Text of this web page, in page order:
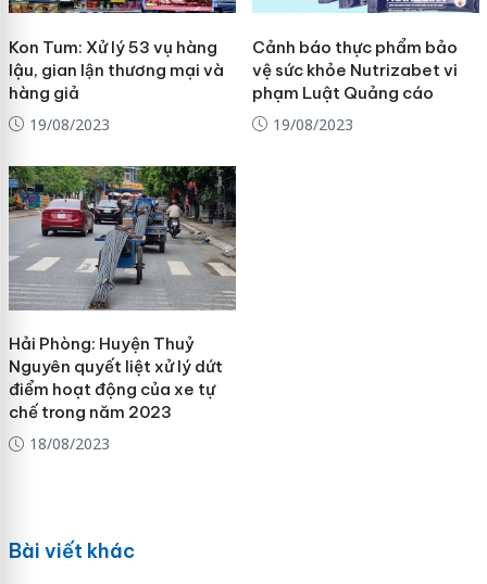
Kon Tum: Xử lý 53 vụ hàng
lậu, gian lận thương mại và
hàng giả
19/08/2023
Cảnh báo thực phẩm bảo
vệ sức khỏe Nutrizabet vi
phạm Luật Quảng cáo
19/08/2023
Hải Phòng: Huyện Thuỷ
Nguyên quyết liệt xử lý dứt
điểm hoạt động của xe tự
chế trong năm 2023
18/08/2023
Bài viết khác